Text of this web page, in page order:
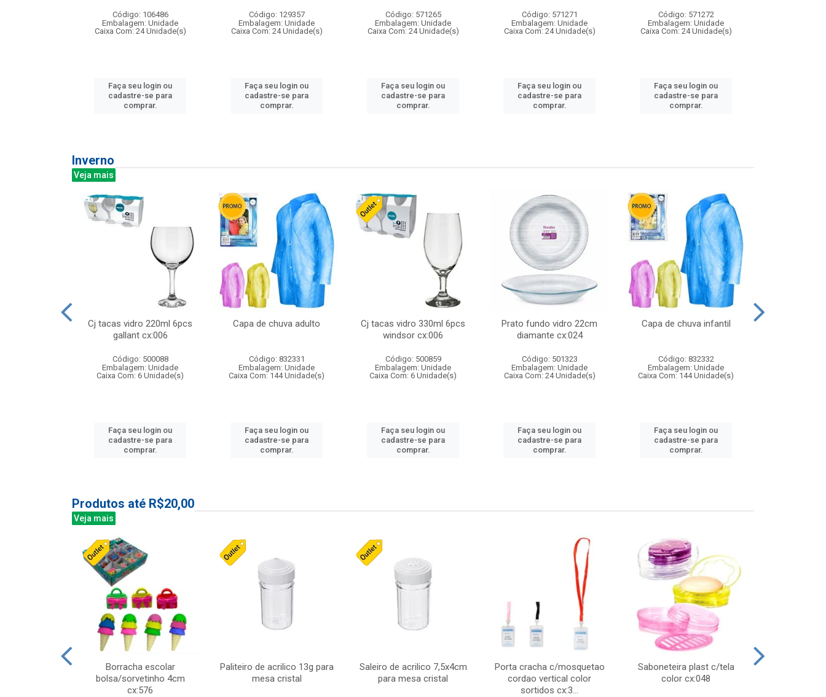
Código: 106486
Embalagem: Unidade
Caixa Com: 24 Unidade(s)
Faça seu login ou
cadastre-se para
comprar.
Código: 129357
Embalagem: Unidade
Caixa Com: 24 Unidade(s)
Faça seu login ou
cadastre-se para
comprar.
Código: 571265
Embalagem: Unidade
Caixa Com: 24 Unidade(s)
Faça seu login ou
cadastre-se para
comprar.
Código: 571271
Embalagem: Unidade
Caixa Com: 24 Unidade(s)
Faça seu login ou
cadastre-se para
comprar.
Código: 571272
Embalagem: Unidade
Caixa Com: 24 Unidade(s)
Faça seu login ou
cadastre-se para
comprar.
Inverno
Veja mais
Cj tacas vidro 220ml 6pcs
gallant cx:006
Código: 500088
Embalagem: Unidade
Caixa Com: 6 Unidade(s)
Faça seu login ou
cadastre-se para
comprar.
Capa de chuva adulto
Código: 832331
Embalagem: Unidade
Caixa Com: 144 Unidade(s)
Faça seu login ou
cadastre-se para
comprar.
Cj tacas vidro 330ml 6pcs
windsor cx:006
Código: 500859
Embalagem: Unidade
Caixa Com: 6 Unidade(s)
Faça seu login ou
cadastre-se para
comprar.
Prato fundo vidro 22cm
diamante cx:024
Código: 501323
Embalagem: Unidade
Caixa Com: 24 Unidade(s)
Faça seu login ou
cadastre-se para
comprar.
Capa de chuva infantil
Código: 832332
Embalagem: Unidade
Caixa Com: 144 Unidade(s)
Faça seu login ou
cadastre-se para
comprar.
Produtos até R$20,00
Veja mais
Borracha escolar
bolsa/sorvetinho 4cm
cx:576
Paliteiro de acrilico 13g para
mesa cristal
Saleiro de acrilico 7,5x4cm
para mesa cristal
Porta cracha c/mosquetao
cordao vertical color
sortidos cx:3...
Saboneteira plast c/tela
color cx:048